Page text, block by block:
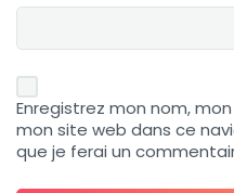
Enregistrez mon nom,
mon site web dans ce
que je ferai un